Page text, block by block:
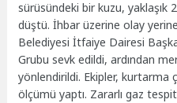
sürüsündeki bir kuzu,
düştü. İhbar üzerine olay
Belediyesi İtfaiye Dairesi
Grubu sevk edildi, ardından
yönlendirildi. Ekipler, kurtarma
ölçümü yaptı. Zararlı gaz